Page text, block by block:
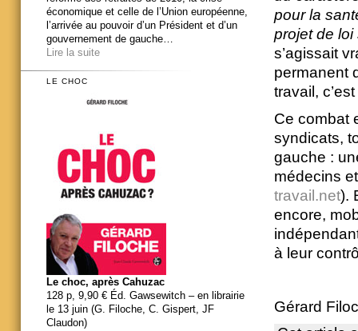
pour la
projet de
s’agissait
permanent
travail,
Ce combat
syndicats,
gauche :
médecins
travail.net).
encore,
à leur
Gérard
économique et celle de l’Union européenne,
l’arrivée au pouvoir d’un Président et d’un
gouvernement de gauche…
Lire la suite
LE CHOC
Le choc, après Cahuzac
128 p, 9,90 € Éd. Gawsewitch – en librairie
le 13 juin (G. Filoche, C. Gispert, JF
Claudon)